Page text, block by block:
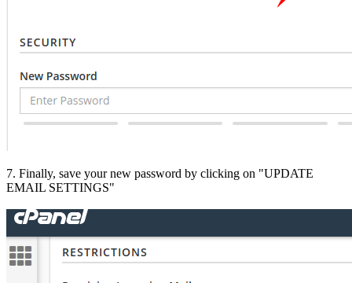
7. Finally, save your new password by clicking on "UPDATE
EMAIL SETTINGS"